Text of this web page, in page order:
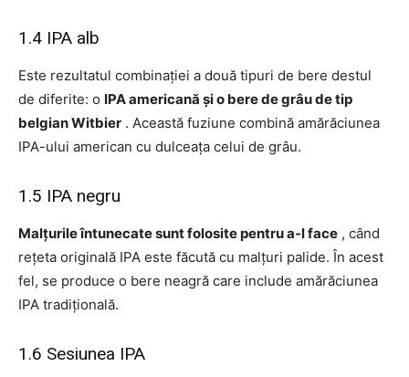
1.4 IPA alb
Este rezultatul combinației a două tipuri de bere destul
de diferite: o IPA americană și o bere de grâu de tip
belgian Witbier . Această fuziune combină amărăciunea
IPA-ului american cu dulceața celui de grâu.
1.5 IPA negru
Malțurile întunecate sunt folosite pentru a-l face , când
rețeta originală IPA este făcută cu malțuri palide. În acest
fel, se produce o bere neagră care include amărăciunea
IPA tradițională.
1.6 Sesiunea IPA